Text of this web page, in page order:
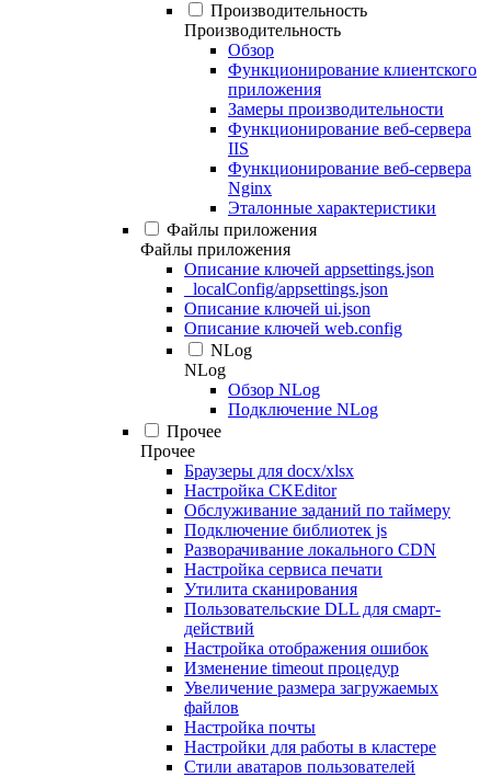
Производительность
Производительность
Обзор
Функционирование клиентского
приложения
Замеры производительности
Функционирование веб-сервера
IIS
Функционирование веб-сервера
Nginx
Эталонные характеристики
Файлы приложения
Файлы приложения
Описание ключей appsettings.json
_localConfig/appsettings.json
Описание ключей ui.json
Описание ключей web.config
NLog
NLog
Обзор NLog
Подключение NLog
Прочее
Прочее
Браузеры для docx/xlsx
Настройка CKEditor
Обслуживание заданий по таймеру
Подключение библиотек js
Разворачивание локального CDN
Настройка сервиса печати
Утилита сканирования
Пользовательские DLL для смарт-
действий
Настройка отображения ошибок
Изменение timeout процедур
Увеличение размера загружаемых
файлов
Настройка почты
Настройки для работы в кластере
Стили аватаров пользователей